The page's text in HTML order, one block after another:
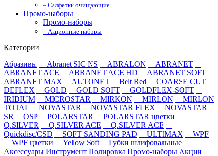
– Салфетки очищающие
Промо-наборы
Промо-наборы
– Акционные наборы
Категории
Абразивы
Abranet SIC NS ABRALON
ABRANET
ABRANET ACE
ABRANET ACE HD
ABRANET SOFT
ABRANET MAX
AUTONET Belt Red
COARSE CUT
DEFLEX
GOLD GOLD SOFT
GOLDFLEX-SOFT
IRIDIUM
MICROSTAR MIRKON MIRLON
MIRLON
TOTAL
NOVASTAR NOVASTAR FLEX
NOVASTAR
SR
OSP POLARSTAR
POLARSTAR цветки
Q.SILVER
Q.SILVER ACE
Q.SILVER ACE
Quickdisc/CSD
SOFT SANDING PAD ULTIMAX
WPF
WPF цветки
Yellow Soft
Губки шлифовальные
Аксессуары Инструмент Полировка Промо-наборы Акции